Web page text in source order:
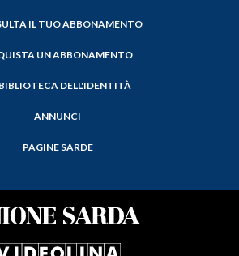
IL TUO ABBONAMENTO
UN ABBONAMENTO
DELL'IDENTITÀ
ANNUNCI
PAGINE SARDE